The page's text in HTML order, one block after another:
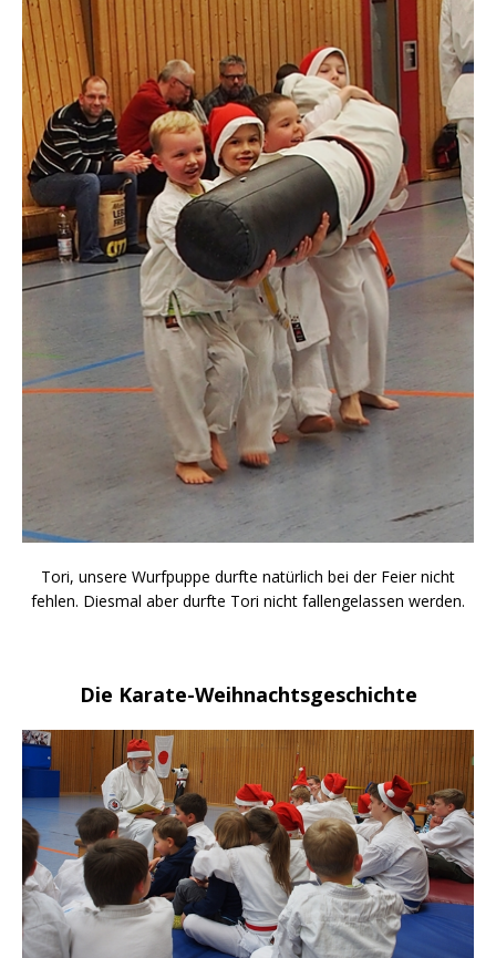
Tori, unsere Wurfpuppe durfte natürlich bei der Feier nicht
fehlen. Diesmal aber durfte Tori nicht fallengelassen werden.
Die Karate-Weihnachtsgeschichte